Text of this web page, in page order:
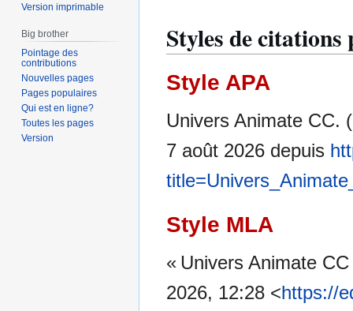
Styles de
Style APA
Univers Animate CC.
7 août 2026 depuis
Style MLA
« Univers Animate
2026, 12:28 <https://
Version imprimable
Big brother
Pointage des
contributions
Nouvelles pages
Pages populaires
Qui est en ligne?
Toutes les pages
Version